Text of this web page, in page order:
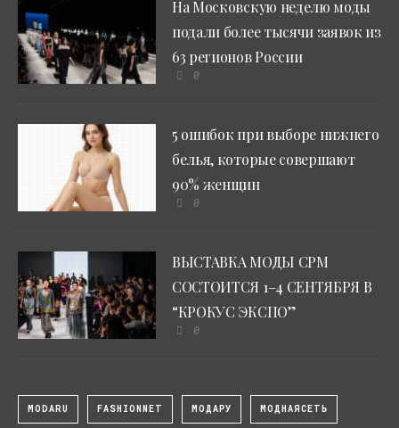
На Московскую неделю моды
подали более тысячи заявок из
63 регионов России
0
5 ошибок при выборе нижнего
белья, которые совершают
90% женщин
0
ВЫСТАВКА МОДЫ CPM
СОСТОИТСЯ 1–4 СЕНТЯБРЯ В
“КРОКУС ЭКСПО”
0
MODARU FASHIONNET МОДАРУ МОДНАЯСЕТЬ